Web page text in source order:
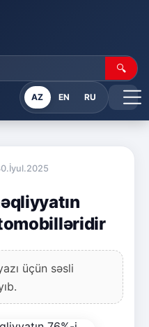
🔍
AZ EN RU
üçün səsli